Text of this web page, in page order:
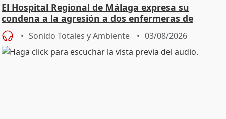
El Hospital Regional de Málaga expresa su
condena a la agresión a dos enfermeras de
Urgencias
Sonido Totales y Ambiente 03/08/2026